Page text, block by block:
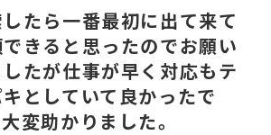
たら一番最初に出て来て
きると思ったのでお願い
したが仕事が早く対応もテ
としていて良かったで
変助かりました。